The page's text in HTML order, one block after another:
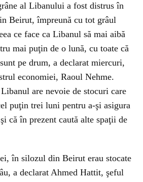
al Libanului a fost distrus în
Beirut, împreună cu tot grâul
ce face ca Libanul să mai aibă
mai puţin de o lună, cu toate că
pe drum, a declarat miercuri,
economiei, Raoul Nehme.
are nevoie de stocuri care
puţin trei luni pentru a-şi asigura
că în prezent caută alte spaţii de
în silozul din Beirut erau stocate
a declarat Ahmed Hattit, şeful